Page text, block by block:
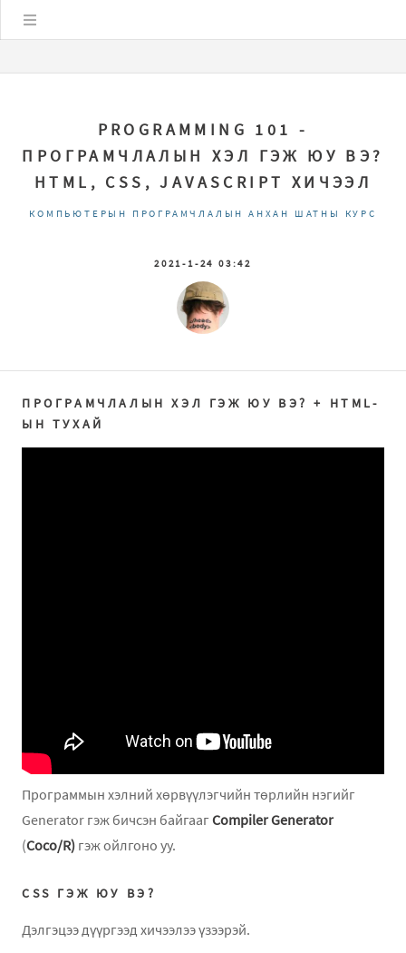
PROGRAMMING 101 -
ПРОГРАМЧЛАЛЫН ХЭЛ ГЭЖ ЮУ ВЭ?
HTML, CSS, JAVASCRIPT ХИЧЭЭЛ
КОМПЬЮТЕРЫН ПРОГРАМЧЛАЛЫН АНХАН ШАТНЫ КУРС
2021-1-24 03:42
ПРОГРАМЧЛАЛЫН ХЭЛ ГЭЖ ЮУ ВЭ? + HTML-
ЫН ТУХАЙ
Программын хэлний хөрвүүлэгчийн төрлийн нэгийг
Generator гэж бичсэн байгаагCompiler Generator
(Coco/R) гэж ойлгоно уу.
CSS ГЭЖ ЮУ ВЭ?
Дэлгэцээ дүүргээд хичээлээ үзээрэй.